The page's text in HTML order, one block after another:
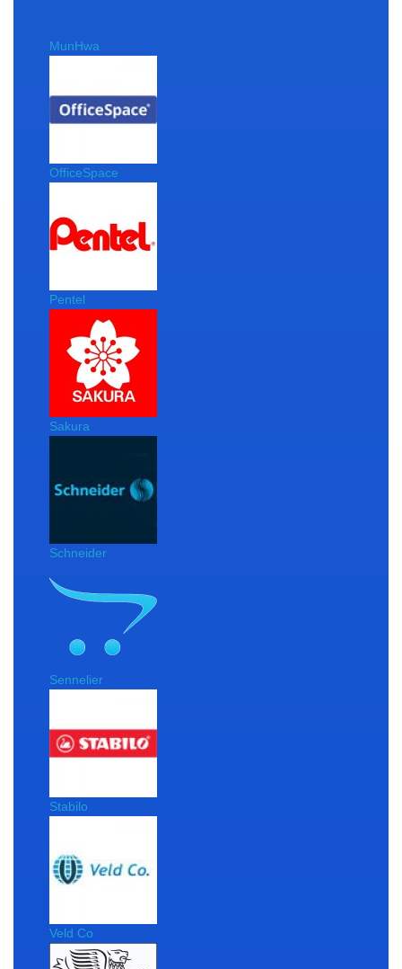
MunHwa
OfficeSpace
Pentel
Sakura
Schneider
Sennelier
Stabilo
Veld Co